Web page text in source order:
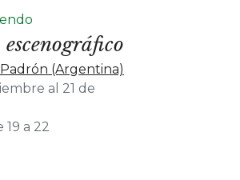
(Argentina)
al 21 de
19 a 22